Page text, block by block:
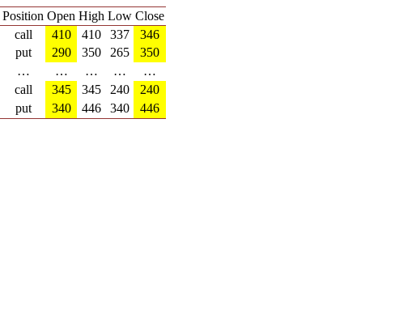
Position Open High Low Close
call 410 410 337
346
put 290 350 265
350
… … … …
…
call 345 345 240
240
put 340 446 340 446